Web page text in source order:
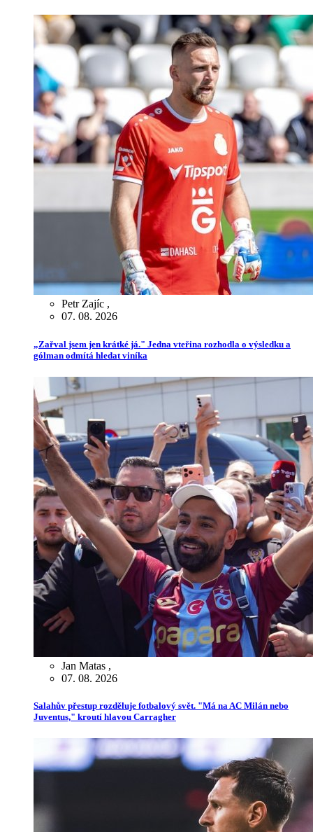
Petr Zajíc ,
07. 08. 2026
„Zařval jsem jen krátké já." Jedna vteřina rozhodla o výsledku a
gólman odmítá hledat viníka
Jan Matas ,
07. 08. 2026
Salahův přestup rozděluje fotbalový svět. "Má na AC Milán nebo
Juventus," kroutí hlavou Carragher